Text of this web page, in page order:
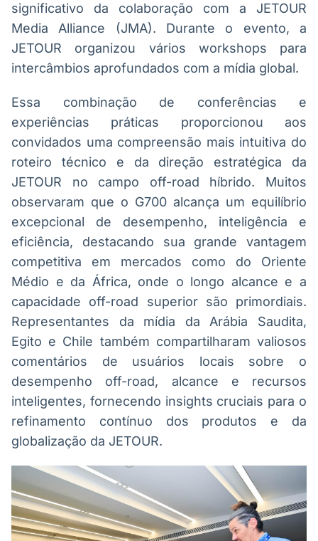
significativo da colaboração com a JETOUR
Media Alliance (JMA). Durante o evento, a
JETOUR organizou vários workshops para
intercâmbios aprofundados com a mídia global.
Essa combinação de conferências e
experiências práticas proporcionou aos
convidados uma compreensão mais intuitiva do
roteiro técnico e da direção estratégica da
JETOUR no campo off-road híbrido. Muitos
observaram que o G700 alcança um equilíbrio
excepcional de desempenho, inteligência e
eficiência, destacando sua grande vantagem
competitiva em mercados como do Oriente
Médio e da África, onde o longo alcance e a
capacidade off-road superior são primordiais.
Representantes da mídia da Arábia Saudita,
Egito e Chile também compartilharam valiosos
comentários de usuários locais sobre o
desempenho off-road, alcance e recursos
inteligentes, fornecendo insights cruciais para o
refinamento contínuo dos produtos e da
globalização da JETOUR.